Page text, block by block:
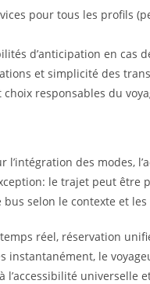
pour tous les profils
d’anticipation en cas
et simplicité des
responsables du
des modes,
le trajet peut être
selon le contexte et
réel, réservation
instantanément, le
universelle